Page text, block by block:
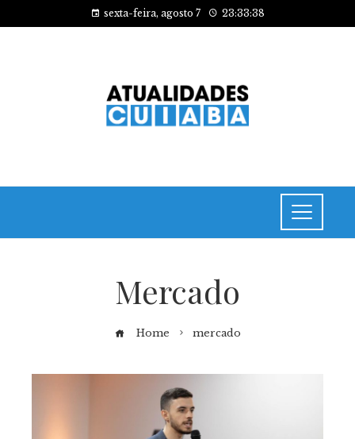
sexta-feira, agosto 7 23:33:38
Mercado
Home mercado